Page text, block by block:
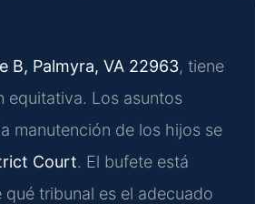
B, Palmyra, VA 22963, tiene
equitativa. Los asuntos
manutención de los hijos se
Court. El bufete está
tribunal es el adecuado